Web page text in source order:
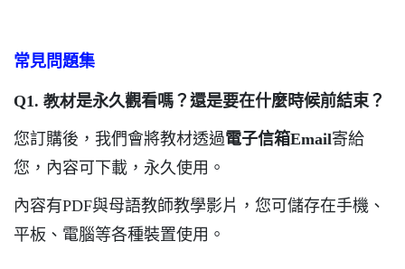
常見問題集
Q1. 教材是永久觀看嗎？還是要在什麼時候前結束？
您訂購後，我們會將教材透過電子信箱Email寄給
您，內容可下載，永久使用。
內容有PDF與母語教師教學影片，您可儲存在手機、
平板、電腦等各種裝置使用。